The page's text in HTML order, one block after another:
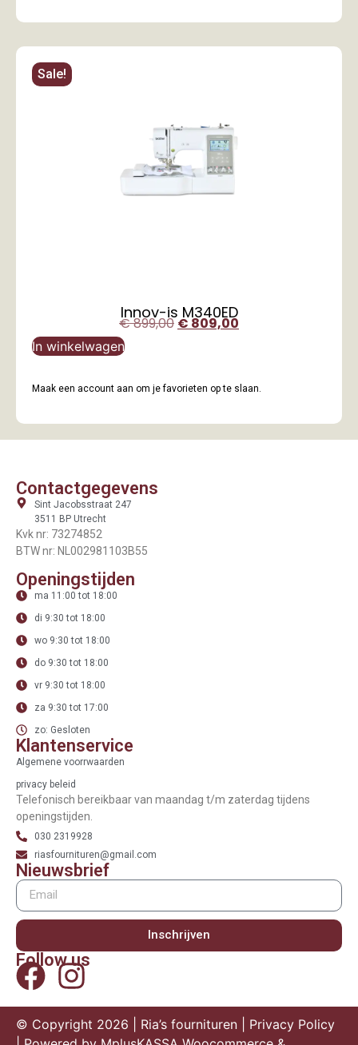
Sale!
Innov-is M340ED
€899,00 €809,00
In winkelwagen
Maak een account aan om je favorieten op te slaan.
Contactgegevens
Sint Jacobsstraat 247
3511 BP Utrecht
Kvk nr: 73274852
BTW nr: NL002981103B55
Openingstijden
ma 11:00 tot 18:00
di 9:30 tot 18:00
wo 9:30 tot 18:00
do 9:30 tot 18:00
vr 9:30 tot 18:00
za 9:30 tot 17:00
zo: Gesloten
Klantenservice
Algemene voorrwaarden
privacy beleid
Telefonisch bereikbaar van maandag t/m zaterdag tijdens
openingstijden.
030 2319928
riasfournituren@gmail.com
Nieuwsbrief
Inschrijven
Follow us
© Copyright 2026 | Ria’s fournituren | Privacy Policy